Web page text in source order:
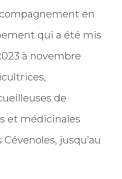
en
qui a été mis
à novembre
de
et médicinales
jusqu’au